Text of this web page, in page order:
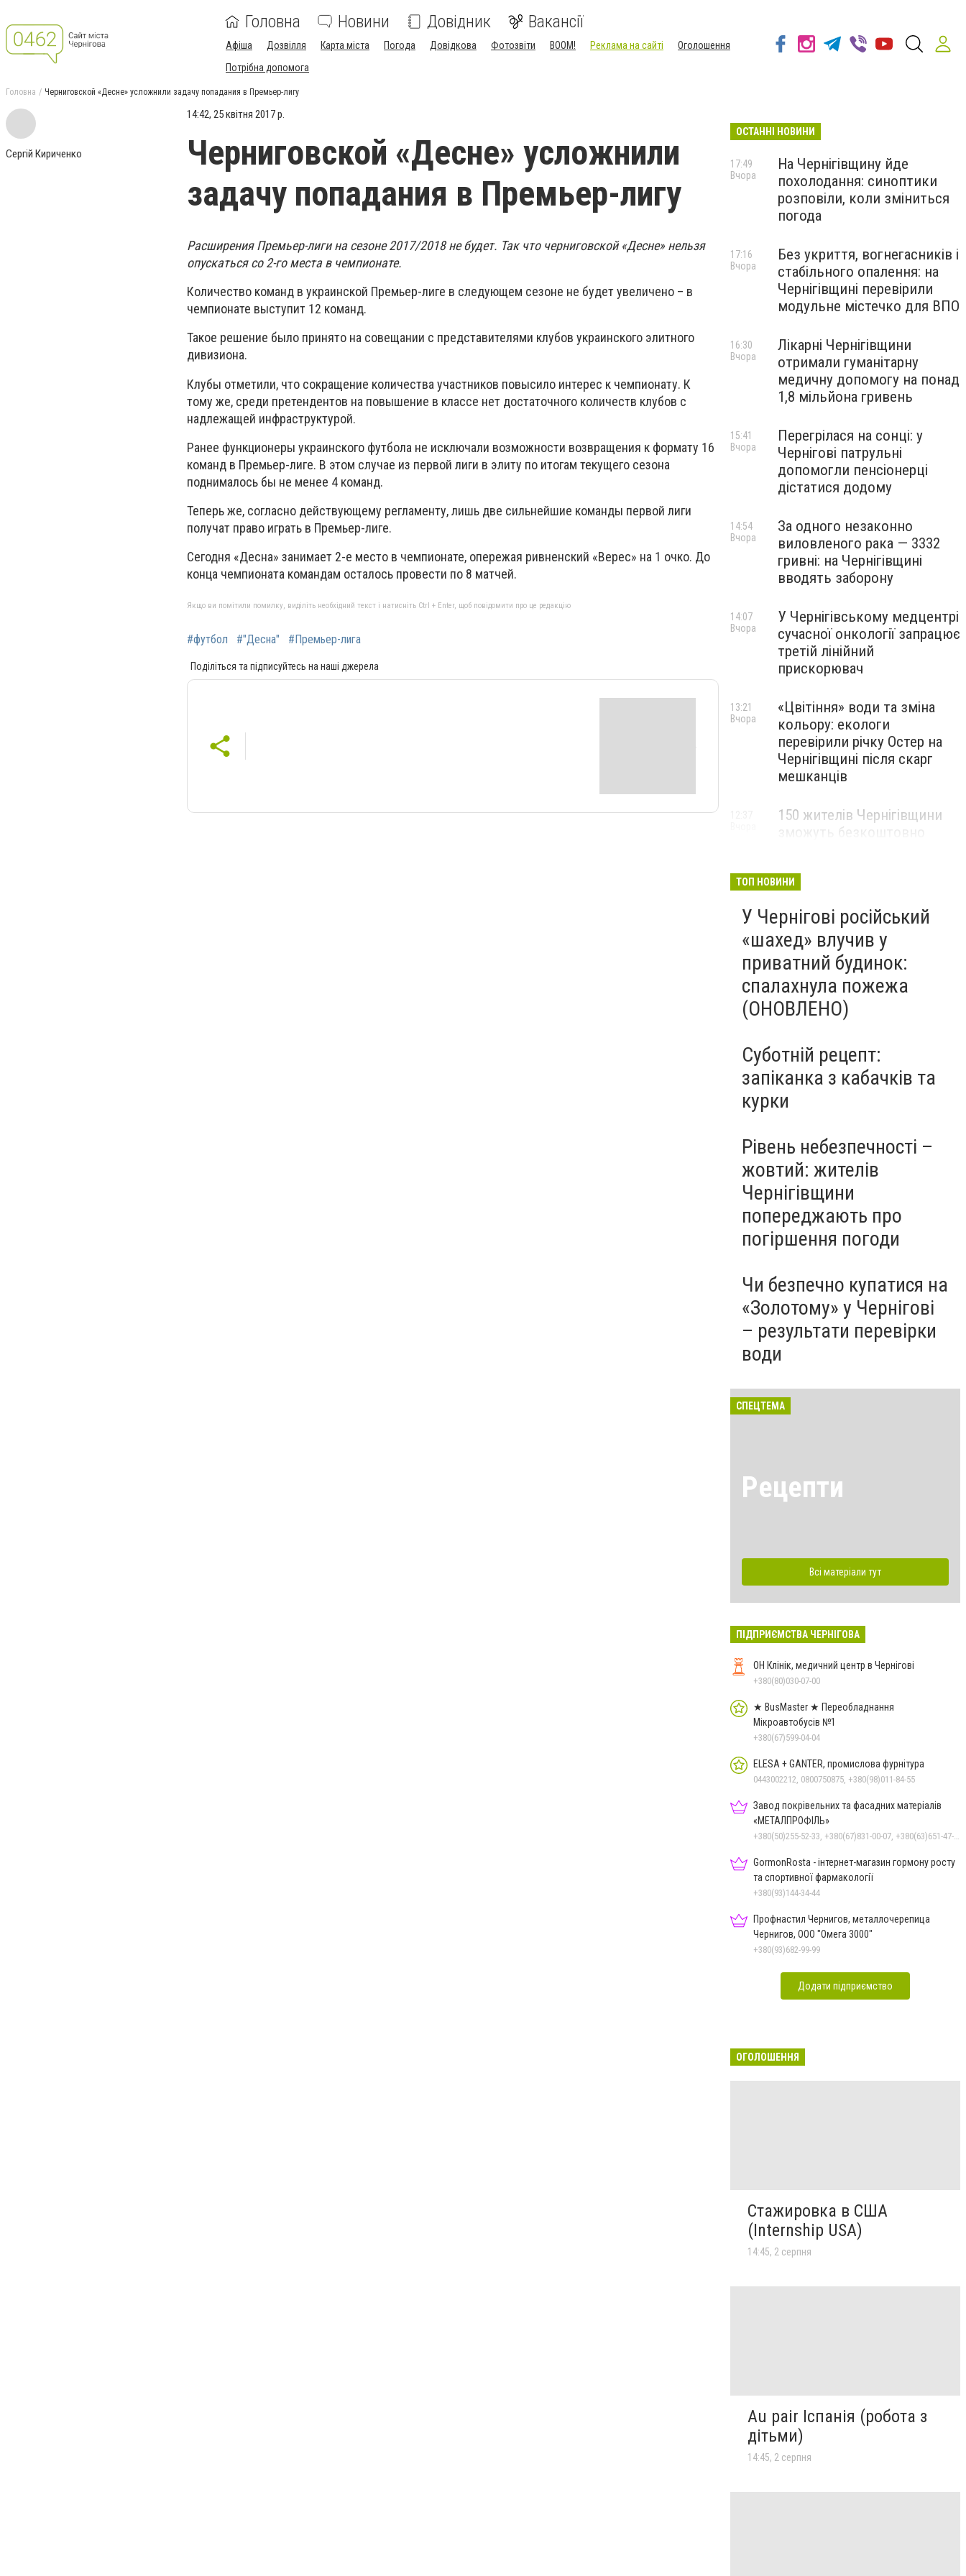
Головна Новини Довідник Вакансії
Афіша Дозвілля Карта міста Погода Довідкова Фотозвіти BOOM! Реклама на сайті
Оголошення
Потрібна допомога
Головна Черниговской «Десне» усложнили задачу попадания в Премьер-лигу
Сергій Кириченко
14:42, 25 квітня 2017 р.
Черниговской «Десне» усложнили
задачу попадания в Премьер-лигу
Расширения Премьер-лиги на сезоне 2017/2018 не будет. Так что черниговской «Десне» нельзя
опускаться со 2-го места в чемпионате.
Количество команд в украинской Премьер-лиге в следующем сезоне не будет увеличено – в
чемпионате выступит 12 команд.
Такое решение было принято на совещании с представителями клубов украинского элитного
дивизиона.
Клубы отметили, что сокращение количества участников повысило интерес к чемпионату. К
тому же, среди претендентов на повышение в классе нет достаточного количеств клубов с
надлежащей инфраструктурой.
Ранее функционеры украинского футбола не исключали возможности возвращения к формату 16
команд в Премьер-лиге. В этом случае из первой лиги в элиту по итогам текущего сезона
поднималось бы не менее 4 команд.
Теперь же, согласно действующему регламенту, лишь две сильнейшие команды первой лиги
получат право играть в Премьер-лиге.
Сегодня «Десна» занимает 2-е место в чемпионате, опережая ривненский «Верес» на 1 очко. До
конца чемпионата командам осталось провести по 8 матчей.
Якщо ви помітили помилку, виділіть необхідний текст і натисніть Ctrl + Enter, щоб повідомити про це редакцію
#футбол #"Десна" #Премьер-лига
Поділіться та підписуйтесь на наші джерела
ОСТАННІ НОВИНИ
На Чернігівщину йде
похолодання: синоптики
розповіли, коли зміниться
погода
17:49
Вчора
Без укриття, вогнегасників і
стабільного опалення: на
Чернігівщині перевірили
модульне містечко для ВПО
17:16
Вчора
Лікарні Чернігівщини
отримали гуманітарну
медичну допомогу на понад
1,8 мільйона гривень
16:30
Вчора
Перегрілася на сонці: у
Чернігові патрульні
допомогли пенсіонерці
дістатися додому
15:41
Вчора
За одного незаконно
виловленого рака — 3332
гривні: на Чернігівщині
вводять заборону
14:54
Вчора
У Чернігівському медцентрі
сучасної онкології запрацює
третій лінійний
прискорювач
14:07
Вчора
«Цвітіння» води та зміна
кольору: екологи
перевірили річку Остер на
Чернігівщині після скарг
мешканців
13:21
Вчора
150 жителів Чернігівщини
зможуть безкоштовно
ТОП НОВИНИ
У Чернігові російський
«шахед» влучив у
приватний будинок:
спалахнула пожежа
(ОНОВЛЕНО)
Суботній рецепт:
запіканка з кабачків та
курки
Рівень небезпечності –
жовтий: жителів
Чернігівщини
попереджають про
погіршення погоди
Чи безпечно купатися на
«Золотому» у Чернігові
– результати перевірки
води
СПЕЦТЕМА
Рецепти
Всі матеріали тут
ПІДПРИЄМСТВА ЧЕРНІГОВА
ОН Клінік, медичний центр в Чернігові
+380(80)030-07-00
★ BusMaster ★ Переобладнання
Мікроавтобусів №1
+380(67)599-04-04
ELESA + GANTER, промислова фурнітура
0443002212, 0800750875, +380(98)011-84-55
Завод покрівельних та фасадних матеріалів
«МЕТАЛПРОФІЛЬ»
GormonRosta - інтернет-магазин гормону росту
та спортивної фармакології
+380(93)144-34-44
Профнастил Чернигов, металлочерепица
Чернигов, ООО "Омега 3000"
+380(93)682-99-99
Додати підприємство
ОГОЛОШЕННЯ
Стажировка в США
(Internship USA)
14:45, 2 серпня
Au pair Іспанія (робота з
дітьми)
14:45, 2 серпня